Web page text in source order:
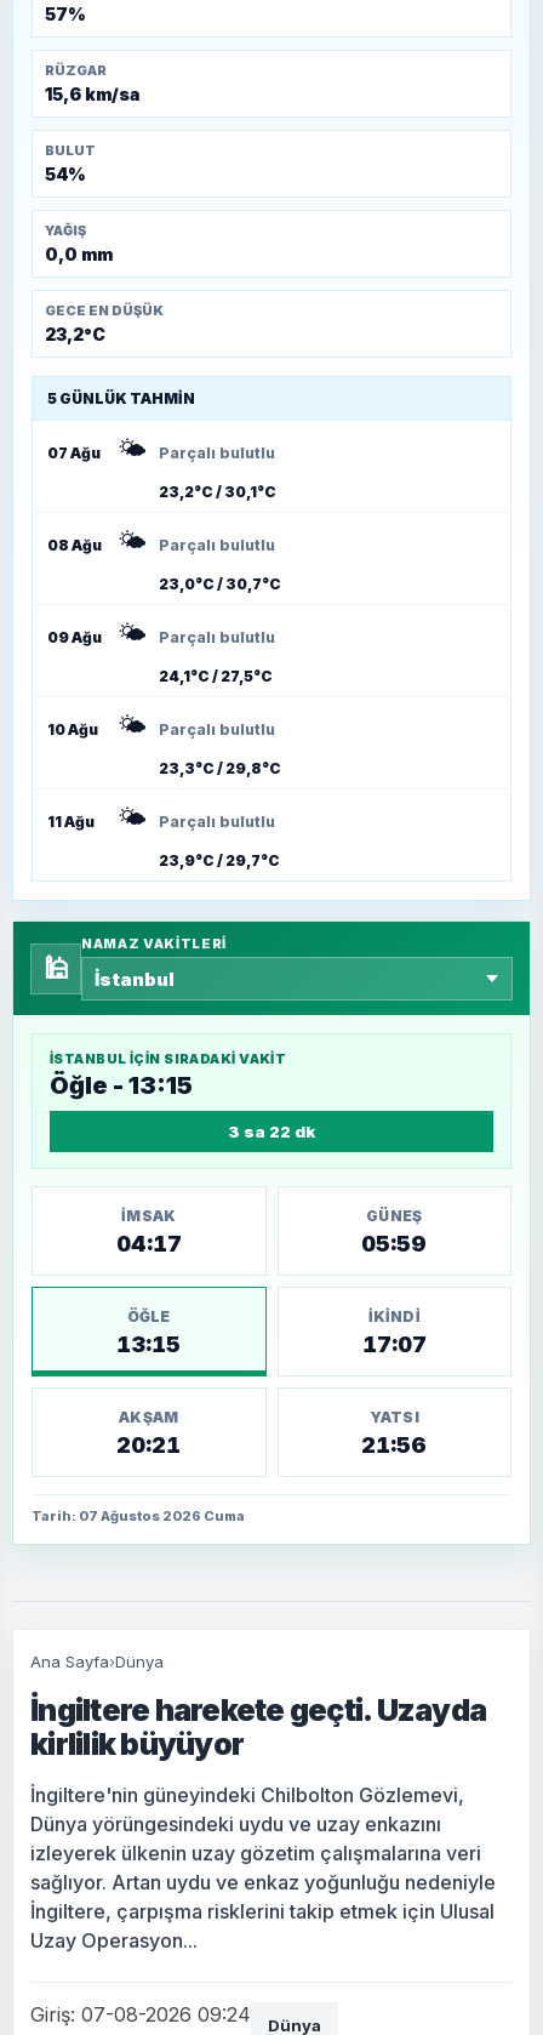
57%
RÜZGAR
15,6 km/sa
BULUT
54%
YAĞIŞ
0,0 mm
GECE EN DÜŞÜK
23,2°C
5 GÜNLÜK TAHMIN
07 Ağu 🌤️ Parçalı bulutlu
23,2°C / 30,1°C
08 Ağu 🌤️ Parçalı bulutlu
23,0°C / 30,7°C
09 Ağu 🌤️ Parçalı bulutlu
24,1°C / 27,5°C
10 Ağu 🌤️ Parçalı bulutlu
23,3°C / 29,8°C
11 Ağu 🌤️ Parçalı bulutlu
23,9°C / 29,7°C
🕌
NAMAZ VAKITLERI
İSTANBUL IÇIN SIRADAKI VAKIT
Öğle - 13:15
3 sa 22 dk
İMSAK
04:17
GÜNEŞ
05:59
ÖĞLE
13:15
İKINDI
17:07
AKŞAM
20:21
YATSI
21:56
Tarih: 07 Ağustos 2026 Cuma
Ana Sayfa›Dünya
İngiltere harekete geçti. Uzayda
kirlilik büyüyor
İngiltere'nin güneyindeki Chilbolton Gözlemevi,
Dünya yörüngesindeki uydu ve uzay enkazını
izleyerek ülkenin uzay gözetim çalışmalarına veri
sağlıyor. Artan uydu ve enkaz yoğunluğu nedeniyle
İngiltere, çarpışma risklerini takip etmek için Ulusal
Uzay Operasyon...
Giriş: 07-08-2026 09:24 Dünya